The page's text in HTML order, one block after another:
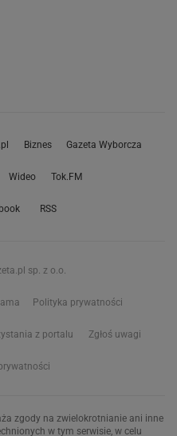
Biznes Gazeta Wyborcza
Wideo Tok.FM
RSS
sp. z o.o.
Polityka prywatności
z portalu Zgłoś uwagi
zgody na zwielokrotnianie ani inne
w tym serwisie, w celu